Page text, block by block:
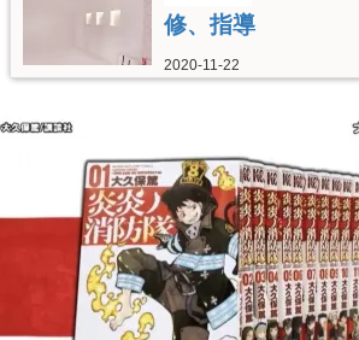
修、指導
2020-11-22